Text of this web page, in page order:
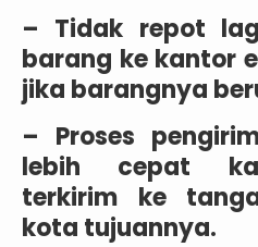
– Tidak repot
barang ke kantor
jika barangnya
– Proses
lebih cepat
terkirim ke
kota tujuannya.